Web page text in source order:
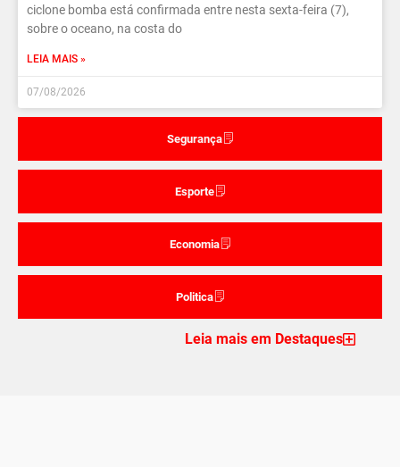
Segurança
Esporte
Economia
Politica
ciclone bomba está confirmada entre nesta sexta-feira (7),
sobre o oceano, na costa do
LEIA MAIS »
07/08/2026
Leia mais em Destaques